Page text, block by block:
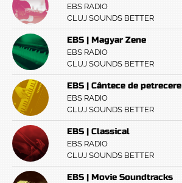
EBS RADIO
CLUJ SOUNDS BETTER
EBS | Magyar Zene
EBS RADIO
CLUJ SOUNDS BETTER
EBS | Cântece de petrecere
EBS RADIO
CLUJ SOUNDS BETTER
EBS | Classical
EBS RADIO
CLUJ SOUNDS BETTER
EBS | Movie Soundtracks